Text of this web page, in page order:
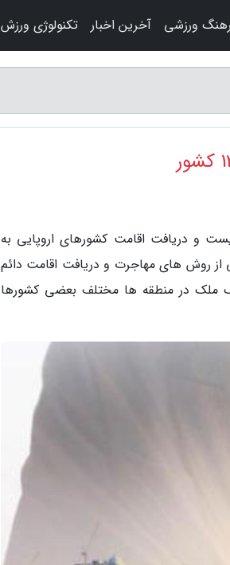
و دریافت اقامت کشورهای اروپایی به
از روش های مهاجرت و دریافت اقامت دائم
ملک در منطقه ها مختلف بعضی کشورها
ورزشی آخرین اخبار تکنولوژی ورزش